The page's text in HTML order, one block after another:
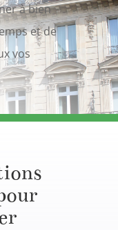
à bien
et de
vos